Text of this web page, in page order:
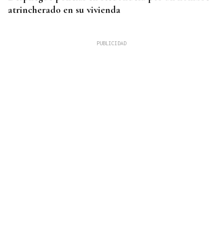
atrincherado en su vivienda